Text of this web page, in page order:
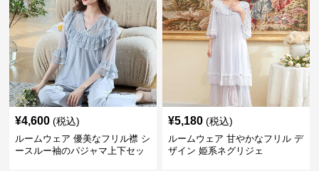
¥4,600 (税込)
ルームウェア 優美なフリル襟 シ
ースルー袖のパジャマ上下セッ
¥5,180 (税込)
ルームウェア 甘やかなフリル デ
ザイン 姫系ネグリジェ